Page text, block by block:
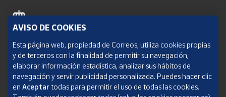
Política de cookies
Aviso legal
Condiciones del servicio
AVISO DE COOKIES
Esta página web, propiedad de Correos, utiliza cookies propias
y de terceros con la finalidad de permitir su navegación,
elaborar información estadística, analizar sus hábitos de
navegación y servir publicidad personalizada. Puedes hacer clic
en Aceptar todas para permitir el uso de todas las cookies.